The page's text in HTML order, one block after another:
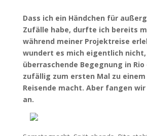
Dass ich ein Händchen für
Zufälle habe, durfte ich bereits
während meiner Projektreise
wundert es mich eigentlich nicht,
überraschende Begegnung in Rio
zufällig zum ersten Mal zu
Reisende macht. Aber fangen
an.